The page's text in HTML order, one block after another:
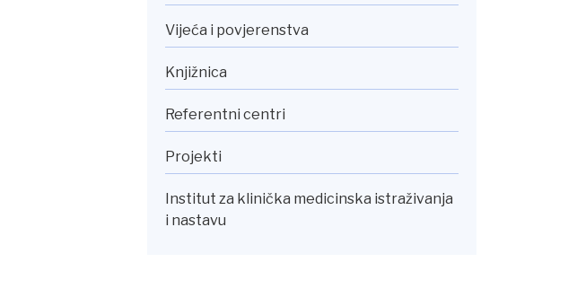
Vijeća i povjerenstva
Knjižnica
Referentni centri
Projekti
Institut za klinička medicinska istraživanja
i nastavu